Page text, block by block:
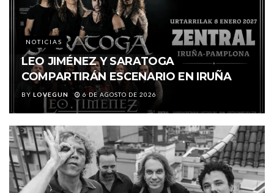
NOTICIAS
LEO JIMÉNEZ Y SARATOGA
COMPARTIRÁN ESCENARIO EN IRUÑA
BY LOVEGUN 6 DE AGOSTO DE 2026